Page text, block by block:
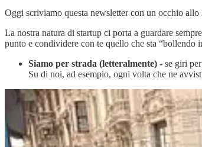
Oggi scriviamo questa newsletter con un occhio
La nostra natura di startup ci porta a guardare
punto e condividere con te quello che sta “bollendo
Siamo per strada (letteralmente) - se giri
Su di noi, ad esempio, ogni volta che ne